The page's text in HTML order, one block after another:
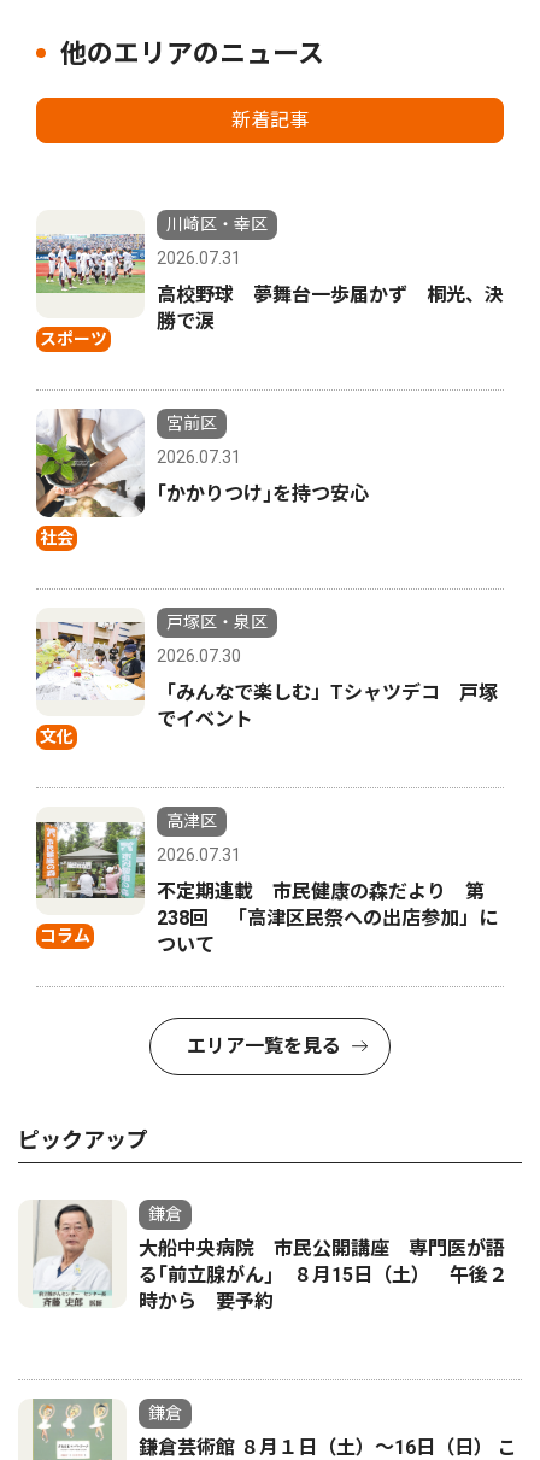
他のエリアのニュース
新着記事
スポーツ
川崎区・幸区
2026.07.31
高校野球 夢舞台一歩届かず 桐光、決
勝で涙
社会
宮前区
2026.07.31
｢かかりつけ｣を持つ安心
文化
戸塚区・泉区
2026.07.30
「みんなで楽しむ」Tシャツデコ 戸塚
でイベント
コラム
高津区
2026.07.31
不定期連載 市民健康の森だより 第
238回 「高津区民祭への出店参加」に
ついて
エリア一覧を見る
ピックアップ
鎌倉
大船中央病院 市民公開講座 専門医が語
る｢前立腺がん｣ ８月15日（土） 午後２
時から 要予約
鎌倉
鎌倉芸術館 ８月１日（土）〜16日（日） こ